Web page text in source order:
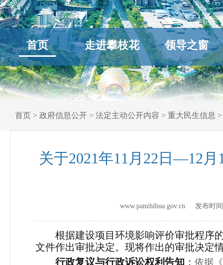
首页 走进攀枝花 领导之窗
首页 > 政府信息公开 > 法定主动公开内容 > 重大民生信息
关于2021年11月22日—12
www.panzhihua.gov.cn 发布时
根据建设项目环境影响评价审批程序
文件作出审批决定。现将作出的审批决定
行政复议与行政诉讼权利告知 ：依据